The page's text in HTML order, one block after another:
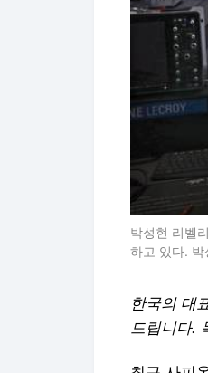
박성현 리벨
하고 있다. 박
한국의 대
드립니다.